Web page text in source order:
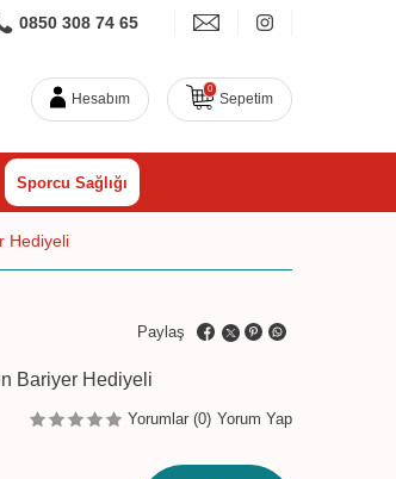
0850 308 74 65
Hesabım
0
Sepetim
Sporcu Sağlığı
Hediyeli
Paylaş
Bariyer Hediyeli
Yorumlar (0) Yorum Yap